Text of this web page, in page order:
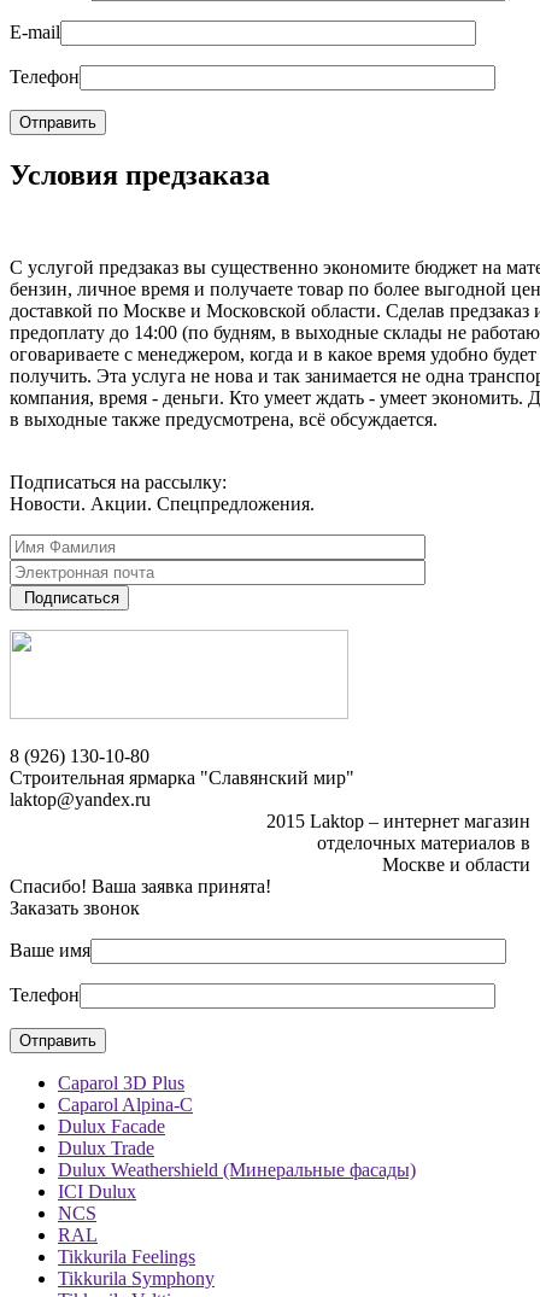
E-mail
Телефон
Условия предзаказа
С услугой предзаказ вы существенно экономите бюджет на
бензин, личное время и получаете товар по более выгодной
доставкой по Москве и Московской области. Сделав предзаказ
предоплату до 14:00 (по будням, в выходные склады не
оговариваете с менеджером, когда и в какое время удобно будет
получить. Эта услуга не нова и так занимается не одна
компания, время - деньги. Кто умеет ждать - умеет экономить.
в выходные также предусмотрена, всё обсуждается.
Подписаться на рассылку:
Новости. Акции. Спецпредложения.
Подписаться
8 (926) 130-10-80
Строительная ярмарка "Славянский мир"
laktop@yandex.ru
2015 Laktop – интернет магазин
отделочных материалов в
Москве и области
Спасибо! Ваша заявка принята!
Заказать звонок
Ваше имя
Телефон
Caparol 3D Plus
Caparol Alpina-C
Dulux Facade
Dulux Trade
Dulux Weathershield (Минеральные фасады)
ICI Dulux
NCS
RAL
Tikkurila Feelings
Tikkurila Symphony